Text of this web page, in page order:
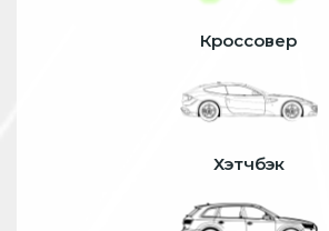
Кроссовер
Хэтчбэк